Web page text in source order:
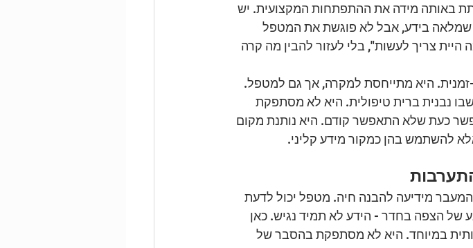
באותה מידה את ההתפתחות המקצועית. יש
בידע, אבל לא פוגשת את המטפל
צריך לעשות", בלי לעזור להבין מה קרה
היא מתייחסת למקרה, אך גם למטפל.
נבנית ברית טיפולית. היא לא מסתפקת
כעת שלא התאפשר קודם. היא נותנת מקום
להשתמש בהן כמקור מידע קליני.
מידיעה להבנה חיה. מטפל יכול לדעת
של הצפה בחדר - הידע לא תמיד נגיש. כאן
במיוחד. היא לא מסתפקת בהסבר של